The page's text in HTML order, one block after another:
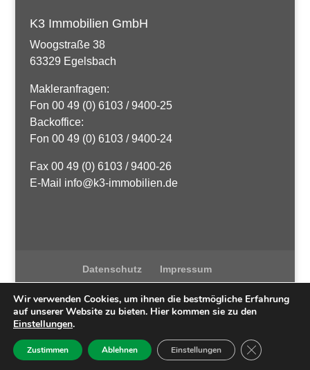
K3 Immobilien GmbH
Woogstraße 38
63329 Egelsbach
Makleranfragen:
Fon 00 49 (0) 6103 / 9400-25
Backoffice:
Fon 00 49 (0) 6103 / 9400-24
Fax 00 49 (0) 6103 / 9400-26
E-Mail info@k3-immobilien.de
Datenschutz Impressum
K3 Immobilien
2021 Umsetzung
Wir verwenden Cookies, um ihnen die bestmögliche Erfahrung
auf unserer Website zu bieten. Hier kommen sie zu den
Einstellungen.
Zustimmen Ablehnen Einstellungen GDPR